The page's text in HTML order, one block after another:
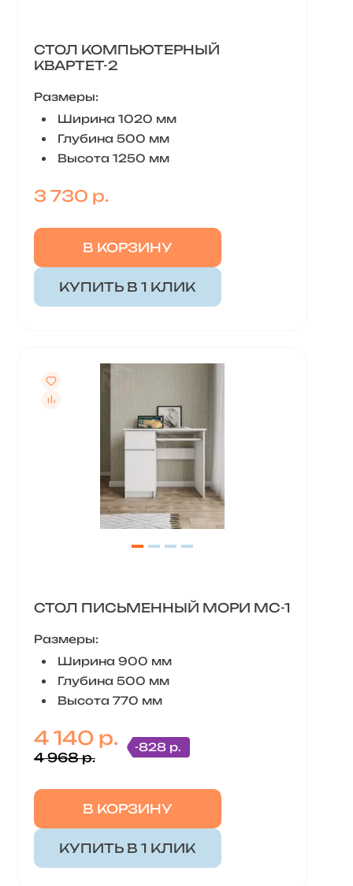
СТОЛ КОМПЬЮТЕРНЫЙ
КВАРТЕТ-2
Размеры:
Ширина 1020 мм
Глубина 500 мм
Высота 1250 мм
3 730 р.
В КОРЗИНУ
КУПИТЬ В 1 КЛИК
СТОЛ ПИСЬМЕННЫЙ МОРИ МС-1
Размеры:
Ширина 900 мм
Глубина 500 мм
Высота 770 мм
4 140 р.
4 968 р.
-828 р.
В КОРЗИНУ
КУПИТЬ В 1 КЛИК